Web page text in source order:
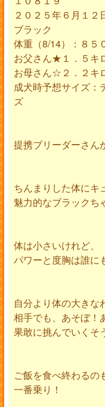
２０２５年６月１
ブラック
体重（8/14）：８５
お父さん★１．５キ
お母さん☆２．２キ
成犬時予想サイズ：
ズ
提携ブリーダーさん
ちんまりした体にキ
魅力的なブラックち
体は小さいけれど、
パワーと度胸は誰に
自分より体の大きな
相手でも、あそぼ！
果敢に挑んでいくそ
ご飯を食べ終わるの
一番乗り！